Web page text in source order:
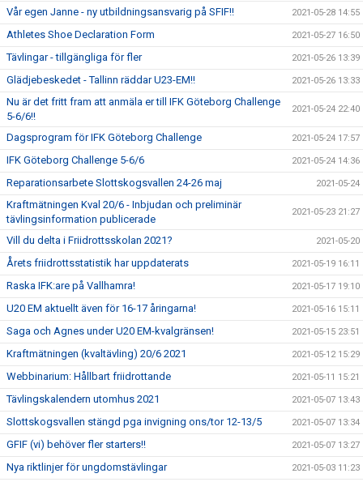
Vår egen Janne - ny utbildningsansvarig på SFIF!! 2021-05-28 14:55
Athletes Shoe Declaration Form 2021-05-27 16:50
Tävlingar - tillgängliga för fler 2021-05-26 13:39
Glädjebeskedet - Tallinn räddar U23-EM!! 2021-05-26 13:33
Nu är det fritt fram att anmäla er till IFK Göteborg Challenge
5-6/6!!
2021-05-24 22:40
Dagsprogram för IFK Göteborg Challenge 2021-05-24 17:57
IFK Göteborg Challenge 5-6/6 2021-05-24 14:36
Reparationsarbete Slottskogsvallen 24-26 maj 2021-05-24
Kraftmätningen Kval 20/6 - Inbjudan och preliminär
tävlingsinformation publicerade
2021-05-23 21:27
Vill du delta i Friidrottsskolan 2021? 2021-05-20
Årets friidrottsstatistik har uppdaterats 2021-05-19 16:11
Raska IFK:are på Vallhamra! 2021-05-17 19:10
U20 EM aktuellt även för 16-17 åringarna! 2021-05-16 15:11
Saga och Agnes under U20 EM-kvalgränsen! 2021-05-15 23:51
Kraftmätningen (kvaltävling) 20/6 2021 2021-05-12 15:29
Webbinarium: Hållbart friidrottande 2021-05-11 15:21
Tävlingskalendern utomhus 2021 2021-05-07 13:43
Slottskogsvallen stängd pga invigning ons/tor 12-13/5 2021-05-07 13:34
GFIF (vi) behöver fler starters!! 2021-05-07 13:27
Nya riktlinjer för ungdomstävlingar 2021-05-03 11:23